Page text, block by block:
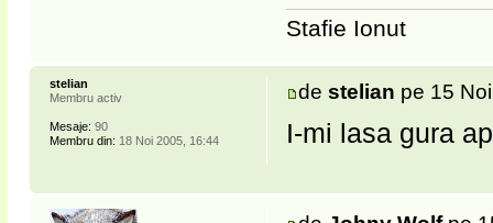
Stafie Ionut
destelian pe 15
I-mi lasa gura
stelian
Membru activ
Mesaje: 90
Membru din: 18 Noi 2005, 16:44